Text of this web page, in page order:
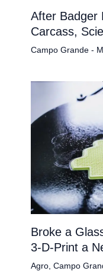
After Badger
Carcass,
Campo Grande -
Broke a
3-D-Print a
Agro, Campo